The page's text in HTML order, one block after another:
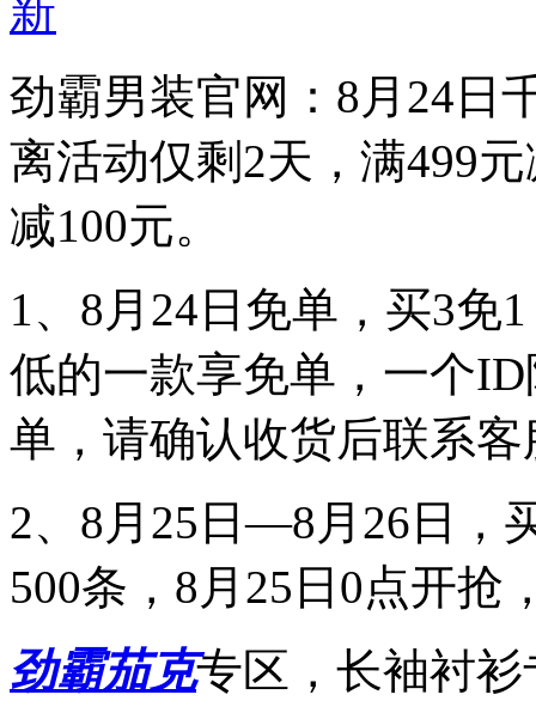
劲霸男装官网：8月24日
离活动仅剩2天，满499
减100元。
1、8月24日免单，买3免
低的一款享免单，一个
单，请确认收货后联系
2、8月25日—8月26日，
500条，8月25日0点开抢
劲霸茄克专区，长袖衬